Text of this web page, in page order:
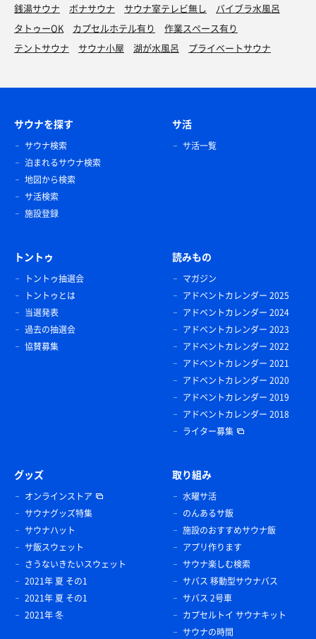
銭湯サウナ
ボナサウナ サウナ室テレビ無し
バイブラ水風呂
タトゥーOK
カプセルホテル有り
作業スペース有り
テントサウナ
サウナ小屋 湖が水風呂 プライベートサウナ
サウナを探す
サウナ検索
泊まれるサウナ検索
地図から検索
サ活検索
施設登録
サ活
サ活一覧
トントゥ
トントゥ抽選会
トントゥとは
当選発表
過去の抽選会
協賛募集
読みもの
マガジン
アドベントカレンダー 2025
アドベントカレンダー 2024
アドベントカレンダー 2023
アドベントカレンダー 2022
アドベントカレンダー 2021
アドベントカレンダー 2020
アドベントカレンダー 2019
アドベントカレンダー 2018
ライター募集
グッズ
オンラインストア
サウナグッズ特集
サウナハット
サ飯スウェット
さうないきたいスウェット
2021年 夏 その1
2021年 夏 その1
2021年 冬
取り組み
水曜サ活
のんあるサ飯
施設のおすすめサウナ飯
アプリ作ります
サウナ楽しむ検索
サバス 移動型サウナバス
サバス 2号車
カプセルトイ サウナキット
サウナの時間